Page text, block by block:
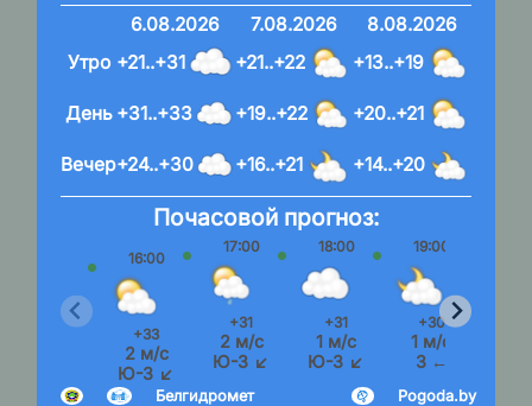
6.08.2026
+21..+31
+31..+33
+24..+30
7.08.2026
+21..+22
+19..+22
+16..+21
8.08.2026
+13..+19
+20..+21
+14..+20
Вечер
День
Утро
Почасовой прогноз:
16:00
+33
2 м/с
Ю-З ↙
17:00
+31
2 м/с
Ю-З ↙
18:00
+31
1 м/с
Ю-З ↙
19:00
+30
1 м/с
З ←
Pogoda.by
Белгидромет